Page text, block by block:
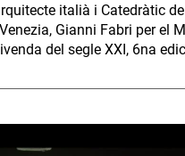
italià i Catedràtic
Gianni Fabri per el
del segle XXI, 6na